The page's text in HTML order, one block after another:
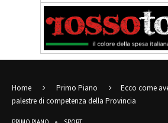
Home Primo Piano
Ecco come
palestre di competenza della Provincia